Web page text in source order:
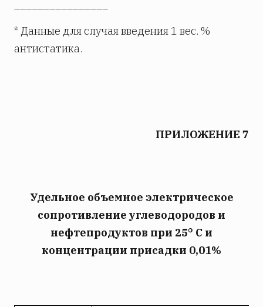
* Данные для случая введения 1 вес. %
антистатика.
ПРИЛОЖЕНИЕ 7
Удельное объемное электрическое
сопротивление углеводородов и
нефтепродуктов при 25° C и
концентрации присадки 0,01%